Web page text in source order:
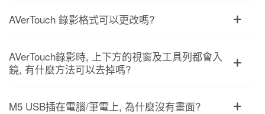
AVerTouch 錄影格式可以更改嗎?
AVerTouch錄影時, 上下方的視窗及工具列都會入
鏡, 有什麼方法可以去掉嗎?
M5 USB插在電腦/筆電上, 為什麼沒有畫面?